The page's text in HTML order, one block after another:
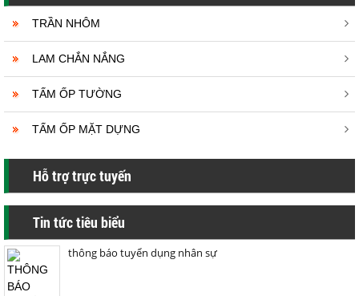
TRẦN NHÔM
LAM CHẮN NẮNG
TẤM ỐP TƯỜNG
TẤM ỐP MẶT DỰNG
Hỗ trợ trực tuyến
Tin tức tiêu biểu
thông báo tuyển dụng nhân sự